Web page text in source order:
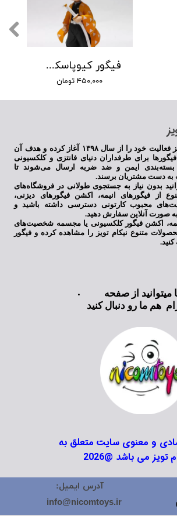
★★
★★
فیگور کیوپاسکت زنیتسو
۴۵۰,۰۰۰ تومان
فروشگاه اینترنتی نیکام تویز فعالیت خود را از سال ۱۳۹۸ آغاز کرده و هدف آن
برای طرفداران دنیای فانتزی و کلکسیونی
ایمن و ضد ضربه ارسال می‌شوند تا
به دست مشتریان برسند.
بدون نیاز به جستجوی طولانی در فروشگاه‌های
از فیگورهای انیمه، اکشن فیگورهای دیزنی،
محبوب کارتونی دسترسی داشته باشید و
صورت آنلاین سفارش دهید.
اکشن فیگور کلکسیونی یا مجسمه شخصیت‌های
متنوع نیکام تویز را مشاهده کرده و فیگور
کلیه حقوق مادی و معنوی سایت متعلق به
می باشد @2026
میتوانید از صفحه
هم ما رو دنبال کنید
آدرس ایمیل:
info@nicomtoys.ir